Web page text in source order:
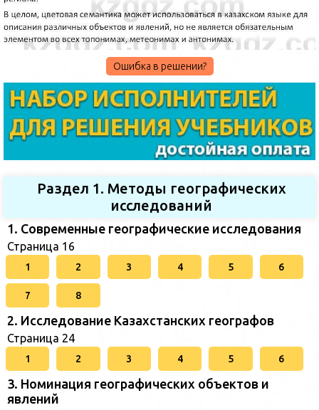
Ошибка в решении?
Раздел 1. Методы географических
исследований
1. Современные географические исследования
Страница 16
1 2 3 4 5 6
7 8
2. Исследование Казахстанских географов
Страница 24
1 2 3 4 5 6
3. Номинация географических объектов и
явлений